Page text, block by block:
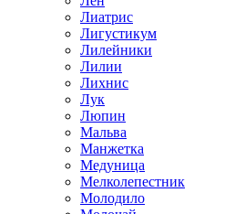
Лиатрис
Лигустикум
Лилейники
Лилии
Лихнис
Лук
Люпин
Мальва
Манжетка
Медуница
Мелколепестник
Молодило